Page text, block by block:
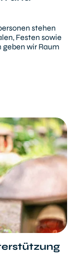
stehen
Festen sowie
wir Raum